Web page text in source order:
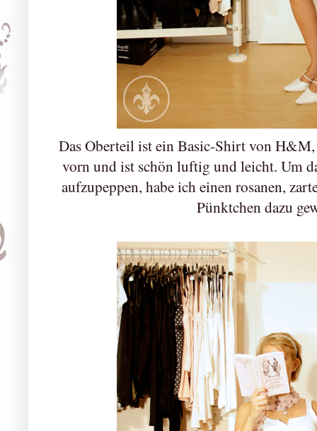
Das Oberteil ist ein Basic-Shirt von
vorn und ist schön luftig und leicht. Um
aufzupeppen, habe ich einen rosanen,
Pünktchen dazu